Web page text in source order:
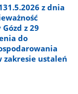
z dnia
z 29
do
zakresie ustaleń